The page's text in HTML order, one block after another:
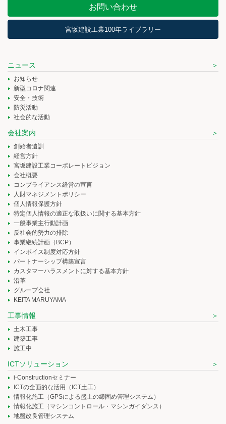
お問い合わせ
宮坂建設工業100年ライブラリー
ニュース
お知らせ
新型コロナ関連
安全・技術
防災活動
社会的な活動
会社案内
創始者遺訓
経営方針
宮坂建設工業コーポレートビジョン
会社概要
コンプライアンス経営の宣言
人財マネジメントポリシー
個人情報保護方針
特定個人情報の適正な取扱いに関する基本方針
一般事業主行動計画
反社会的勢力の排除
事業継続計画（BCP）
インボイス制度対応方針
パートナーシップ構築宣言
カスタマーハラスメントに対する基本方針
沿革
グループ会社
KEITA MARUYAMA
工事情報
土木工事
建築工事
施工中
ICTソリューション
i-Constructionセミナー
ICTの全面的な活用（ICT土工）
情報化施工（GPSによる盛土の締固め管理システム）
情報化施工（マシンコントロール・マシンガイダンス）
地盤改良管理システム